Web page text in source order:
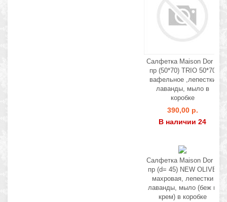
Салфетка Maison Dor 1
пр (50*70) TRIO 50*70
вафельное ,лепестки
лаванды, мыло в
коробке
390,00 р.
В наличии 24
Салфетка Maison Dor 1
пр (d= 45) NEW ОLIVE
махровая, лепестки
лаванды, мыло (беж и
крем) в коробке